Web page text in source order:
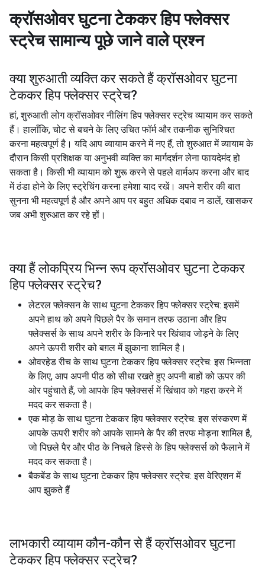
क्रॉसओवर घुटना टेककर हिप फ्लेक्सर
स्ट्रेच सामान्य पूछे जाने वाले प्रश्न
क्या शुरुआती व्यक्ति कर सकते हैं क्रॉसओवर घुटना
टेककर हिप फ्लेक्सर स्ट्रेच?
हां, शुरुआती लोग क्रॉसओवर नीलिंग हिप फ्लेक्सर स्ट्रेच व्यायाम कर सकते
हैं। हालाँकि, चोट से बचने के लिए उचित फॉर्म और तकनीक सुनिश्चित
करना महत्वपूर्ण है। यदि आप व्यायाम करने में नए हैं, तो शुरुआत में व्यायाम के
दौरान किसी प्रशिक्षक या अनुभवी व्यक्ति का मार्गदर्शन लेना फायदेमंद हो
सकता है। किसी भी व्यायाम को शुरू करने से पहले वार्मअप करना और बाद
में ठंडा होने के लिए स्ट्रेचिंग करना हमेशा याद रखें। अपने शरीर की बात
सुनना भी महत्वपूर्ण है और अपने आप पर बहुत अधिक दबाव न डालें, खासकर
जब अभी शुरुआत कर रहे हों।
क्या हैं लोकप्रिय भिन्न रूप क्रॉसओवर घुटना टेककर
हिप फ्लेक्सर स्ट्रेच?
लेटरल फ्लेक्सन के साथ घुटना टेककर हिप फ्लेक्सर स्ट्रेच: इसमें
अपने हाथ को अपने पिछले पैर के समान तरफ उठाना और हिप
फ्लेक्सर्स के साथ अपने शरीर के किनारे पर खिंचाव जोड़ने के लिए
अपने ऊपरी शरीर को बग़ल में झुकाना शामिल है।
ओवरहेड रीच के साथ घुटना टेककर हिप फ्लेक्सर स्ट्रेच: इस भिन्नता
के लिए, आप अपनी पीठ को सीधा रखते हुए अपनी बाहों को ऊपर की
ओर पहुंचाते हैं, जो आपके हिप फ्लेक्सर्स में खिंचाव को गहरा करने में
मदद कर सकता है।
एक मोड़ के साथ घुटना टेककर हिप फ्लेक्सर स्ट्रेच: इस संस्करण में
आपके ऊपरी शरीर को आपके सामने के पैर की तरफ मोड़ना शामिल है,
जो पिछले पैर और पीठ के निचले हिस्से के हिप फ्लेक्सर्स को फैलाने में
मदद कर सकता है।
बैकबेंड के साथ घुटना टेककर हिप फ्लेक्सर स्ट्रेच: इस वेरिएशन में
आप झुकते हैं
लाभकारी व्यायाम कौन-कौन से हैं क्रॉसओवर घुटना
टेककर हिप फ्लेक्सर स्ट्रेच?